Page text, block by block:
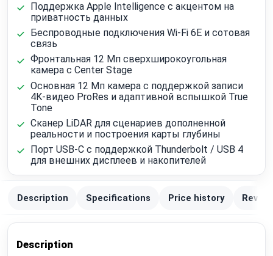
Поддержка Apple Intelligence с акцентом на
приватность данных
Беспроводные подключения Wi‑Fi 6E и сотовая
связь
Фронтальная 12 Мп сверхширокоугольная
камера с Center Stage
Основная 12 Мп камера с поддержкой записи
4K-видео ProRes и адаптивной вспышкой True
Tone
Сканер LiDAR для сценариев дополненной
реальности и построения карты глубины
Порт USB‑C с поддержкой Thunderbolt / USB 4
для внешних дисплеев и накопителей
Description Specifications Price history
Description